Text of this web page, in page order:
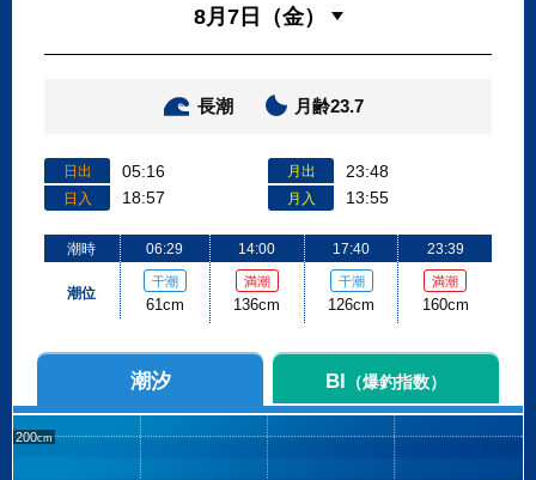
長潮 月齢23.7
日出 05:16
日入 18:57
月出 23:48
月入 13:55
潮時
潮位
06:29
干潮
61cm
14:00
満潮
136cm
17:40
干潮
126cm
23:39
満潮
160cm
潮汐 BI （爆釣指数）
200